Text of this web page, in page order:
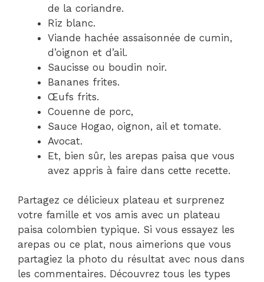
de la coriandre.
Riz blanc.
Viande hachée assaisonnée de cumin,
d’oignon et d’ail.
Saucisse ou boudin noir.
Bananes frites.
Œufs frits.
Couenne de porc,
Sauce Hogao, oignon, ail et tomate.
Avocat.
Et, bien sûr, les arepas paisa que vous
avez appris à faire dans cette recette.
Partagez ce délicieux plateau et surprenez
votre famille et vos amis avec un plateau
paisa colombien typique. Si vous essayez les
arepas ou ce plat, nous aimerions que vous
partagiez la photo du résultat avec nous dans
les commentaires. Découvrez tous les types